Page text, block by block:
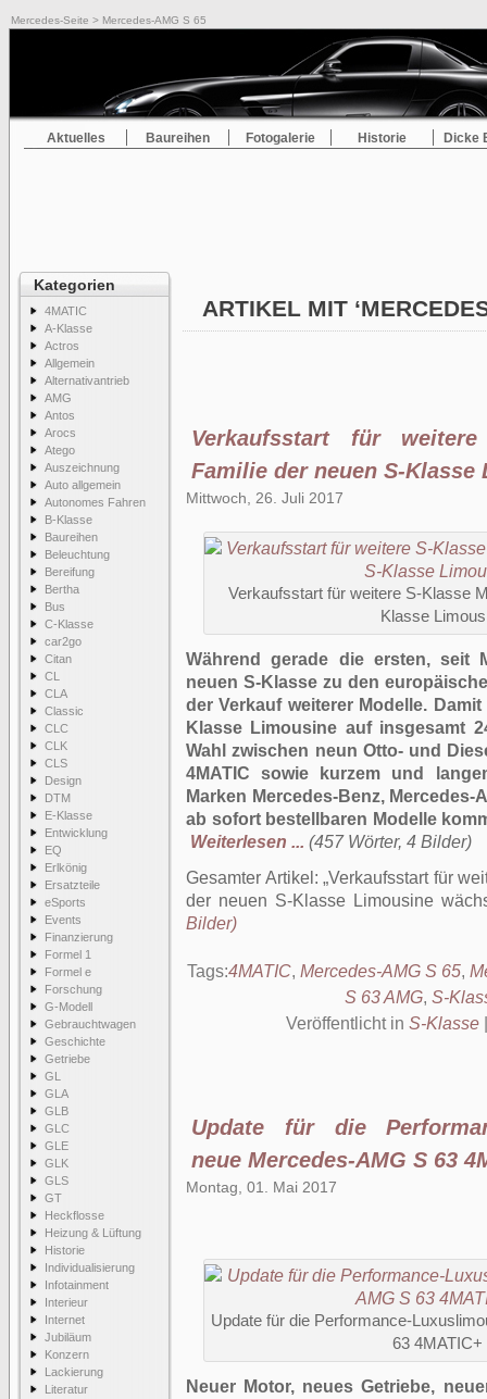
Mercedes-Seite > Mercedes-AMG S 65
Aktuelles Baureihen Fotogalerie Historie Dicke
Kategorien
4MATIC
A-Klasse
Actros
Allgemein
Alternativantrieb
AMG
Antos
Arocs
Atego
Auszeichnung
Auto allgemein
Autonomes Fahren
B-Klasse
Baureihen
Beleuchtung
Bereifung
Bertha
Bus
C-Klasse
car2go
Citan
CL
CLA
Classic
CLC
CLK
CLS
Design
DTM
E-Klasse
Entwicklung
EQ
Erlkönig
Ersatzteile
eSports
Events
Finanzierung
Formel 1
Formel e
Forschung
G-Modell
Gebrauchtwagen
Geschichte
Getriebe
GL
GLA
GLB
GLC
GLE
GLK
GLS
GT
Heckflosse
Heizung & Lüftung
Historie
Individualisierung
Infotainment
Interieur
Internet
Jubiläum
Konzern
Lackierung
Literatur
ARTIKEL MIT
Verkaufsstart für
Familie der neuen S-Klasse
Mittwoch, 26. Juli 2017
Verkaufsstart für weitere S-Klasse
Klasse
Während gerade die ersten, seit
neuen S-Klasse zu den
der Verkauf weiterer Modelle.
Klasse Limousine auf insgesamt
Wahl zwischen neun Otto- und
4MATIC sowie kurzem und
Marken Mercedes-Benz, Mercedes-
ab sofort bestellbaren Modelle
Weiterlesen ... (457 Wörter, 4 Bilder)
Gesamter Artikel: Verkaufsstart für
der neuen S-Klasse Limousine
Bilder)
Tags:4MATIC, Mercedes-AMG S 65,
S 63 AMG, S-
Veröffentlicht in S-Klasse
Update für die
neue Mercedes-AMG S 63
Montag, 01. Mai 2017
Update für die Performance-
63 4MATIC+
Neuer Motor, neues Getriebe,